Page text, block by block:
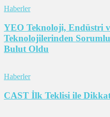
Haberler
YEO Teknoloji, Endüstri
Teknolojilerinden
Bulut Oldu
Haberler
CAST İlk Teklisi ile